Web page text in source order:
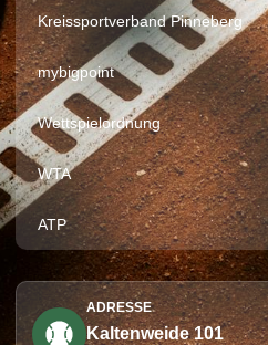
Kreissportverband Pinneberg
mybigpoint
Wettspielordnung
WTA
ATP
ADRESSE
Kaltenweide 101